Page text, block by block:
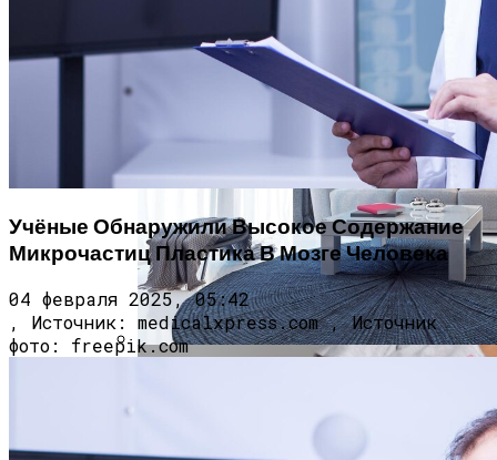
Врач Денисова Сообщила, Что
Избыточное Употребление Кофе И
Жирной Пищи Приводит К
Тромбообразованию
Новая Вакцина На Основе МРНК
Эффективнее Других Снижает Тяжесть
Заболевания Оспой У Приматов
Учёные Обнаружили Высокое Содержание
Микрочастиц Пластика В Мозге Человека
04 февраля 2025, 05:42
, Источник: medicalxpress.com , Источник
фото: freepik.com